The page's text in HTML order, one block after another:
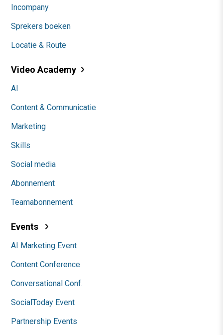
Incompany
Sprekers boeken
Locatie & Route
Video Academy
AI
Content & Communicatie
Marketing
Skills
Social media
Abonnement
Teamabonnement
Events
AI Marketing Event
Content Conference
Conversational Conf.
SocialToday Event
Partnership Events